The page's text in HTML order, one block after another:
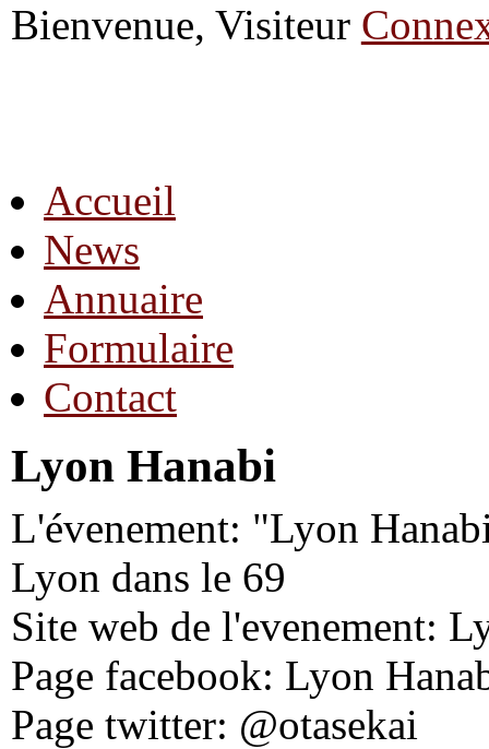
Bienvenue, Visiteur
Accueil
News
Annuaire
Formulaire
Contact
Lyon Hanabi
L'évenement: "Lyon
Lyon dans le 69
Site web de l'evenement:
Page facebook: Lyon
Page twitter: @otasekai